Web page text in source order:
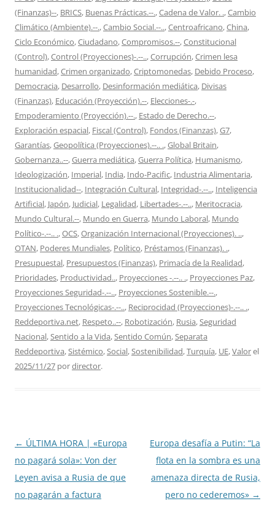
(Finanzas)--, BRICS, Buenas Prácticas.--.,Cadena de Valor. .,Cambio
Climático (Ambiente).--.,Cambio Social.--..,Centroafricano,China,
Ciclo Económico,Ciudadano,Compromisos.--,Constitucional
(Control),Control (Proyecciones)-.--..,Corrupción,Crimen lesa
humanidad,Crimen organizado,Criptomonedas, Debido Proceso,
Democracia, Desarrollo, Desinformación mediática, Divisas
(Finanzas), Educación (Proyección).--, Elecciones-.-,
Empoderamiento (Proyección).--., Estado de Derecho.--,
Exploración espacial, Fiscal (Control), Fondos (Finanzas),G7,
Garantías,Geopolítica (Proyecciones).--.. .,Global Britain,
Gobernanza..--,Guerra mediática,Guerra Política, Humanismo,
Ideologización, Imperial, India, Indo-Pacific, Industria Alimentaria,
Institucionalidad--, Integración Cultural, Integridad-.--.., Inteligencia
Artificial, Japón, Judicial, Legalidad, Libertades-.--.., Meritocracia,
Mundo Cultural.--, Mundo en Guerra, Mundo Laboral, Mundo
Político-.--.. .,OCS,Organización Internacional (Proyecciones). ..,
OTAN, Poderes Mundiales, Político, Préstamos (Finanzas). .,
Presupuestal, Presupuestos (Finanzas), Primacía de la Realidad,
Prioridades, Productividad.., Proyecciones -.--.. ., Proyecciones Paz,
Proyecciones Seguridad-.--.., Proyecciones Sostenible.--.,
Proyecciones Tecnológicas-.--.., Reciprocidad (Proyecciones)-.--.. .,
Reddeportiva.net, Respeto..--, Robotización, Rusia,Seguridad
Nacional,Sentido a la Vida,Sentido Común,Separata
Reddeportiva,Sistémico,Social,Sostenibilidad,Turquía, UE,Valorel
2025/11/27 pordirector.
Navegación
de
entradas
← ÚLTIMA HORA | «Europa
no pagará sola»: Von der
Leyen avisa a Rusia de que
no pagarán a factura
Europa desafía a Putin: “La
flota en la sombra es una
amenaza directa de Rusia,
pero no cederemos» →